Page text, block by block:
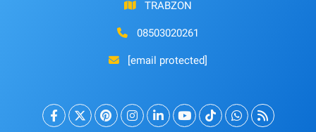
TRABZON
08503020261
[email protected]